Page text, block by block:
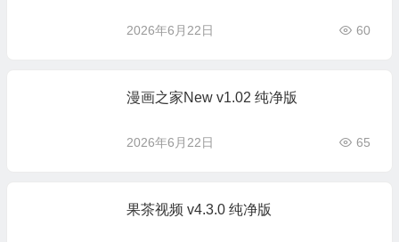
2026年6月22日 60
漫画之家New v1.02 纯净版
2026年6月22日 65
果茶视频 v4.3.0 纯净版